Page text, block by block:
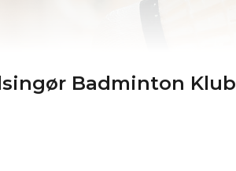
Badminton Klub